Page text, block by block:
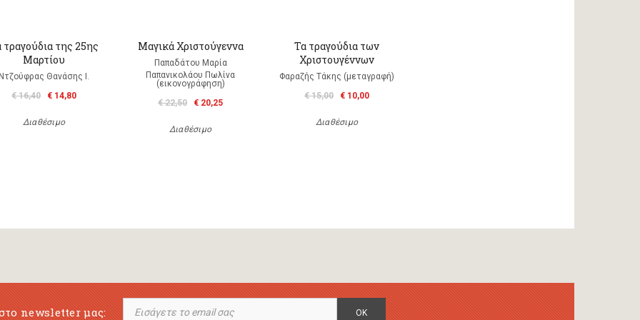
τραγούδια της 25ης
Μαρτίου
Ντζούφρας Θανάσης Ι.
€ 16,40
€ 14,80
Διαθέσιμο
Μαγικά Χριστούγεννα
Παπαδάτου Μαρία
Παπανικολάου Πωλίνα
(εικονογράφηση)
€ 22,50
€ 20,25
Διαθέσιμο
Τα τραγούδια των
Χριστουγέννων
Φαραζής Τάκης (μεταγραφή)
€ 15,00
€ 10,00
Διαθέσιμο
newsletter μας: OK